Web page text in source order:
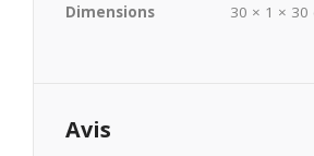
Dimensions 30 × 1 × 30
Avis